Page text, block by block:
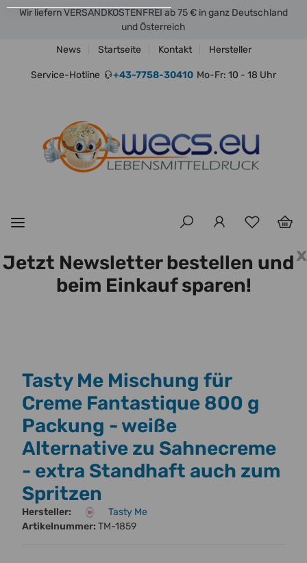
Wir liefern VERSANDKOSTENFREI ab 75 € in ganz Deutschland
und Österreich
News
Startseite Kontakt Hersteller
Service-Hotline +43-7758-30410 Mo-Fr: 10 - 18 Uhr
x
Jetzt Newsletter bestellen und
beim Einkauf sparen!
Tasty Me Mischung für
Creme Fantastique 800 g
Packung - weiße
Alternative zu Sahnecreme
- extra Standhaft auch zum
Spritzen
Hersteller:
Tasty Me
Artikelnummer: TM-1859